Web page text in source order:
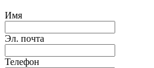
Имя
Эл. почта
Телефон